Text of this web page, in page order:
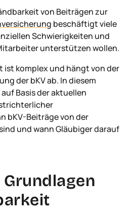
von Beiträgen zur
beschäftigt viele
Schwierigkeiten und
unterstützen wollen.
ist komplex und hängt von der
der bKV ab. In diesem
Basis der aktuellen
bKV-Beiträge von der
und wann Gläubiger darauf